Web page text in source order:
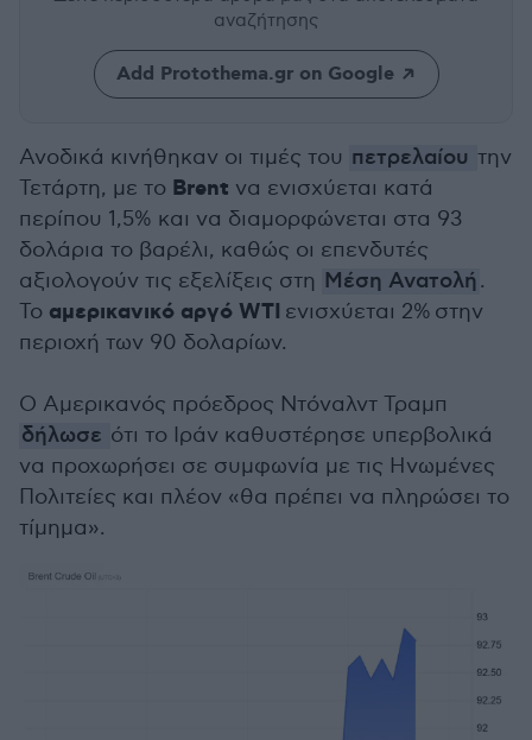
αναζήτησης
Add Protothema.gr on Google
Ανοδικά κινήθηκαν οι τιμές του πετρελαίου την
Τετάρτη, με το Brent να ενισχύεται κατά
περίπου 1,5% και να διαμορφώνεται στα 93
δολάρια το βαρέλι, καθώς οι επενδυτές
αξιολογούν τις εξελίξεις στη Μέση Ανατολή.
Το αμερικανικό αργό WTI ενισχύεται 2% στην
περιοχή των 90 δολαρίων.
Ο Αμερικανός πρόεδρος Ντόναλντ Τραμπ
δήλωσε ότι το Ιράν καθυστέρησε υπερβολικά
να προχωρήσει σε συμφωνία με τις Ηνωμένες
Πολιτείες και πλέον «θα πρέπει να πληρώσει το
τίμημα».